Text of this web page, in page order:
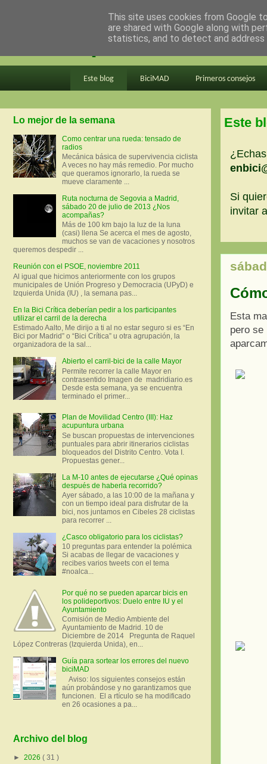
en bici por madrid
Este blog BiciMAD Primeros consejos
Este
Si
invitar
Esta
pero se
Lo mejor de la semana
Como centrar una rueda: tensado de
radios
Mecánica básica de supervivencia ciclista
A veces no hay más remedio. Por mucho
que queramos ignorarlo, la rueda se
mueve claramente ...
Ruta nocturna de Segovia a Madrid,
sábado 20 de julio de 2013 ¿Nos
acompañas?
Más de 100 km bajo la luz de la luna
(casi) llena Se acerca el mes de agosto,
muchos se van de vacaciones y nosotros
queremos despedir ...
Reunión con el PSOE, noviembre 2011
Al igual que hicimos anteriormente con los grupos
municipales de Unión Progreso y Democracia (UPyD) e
Izquierda Unida (IU) , la semana pas...
En la Bici Crítica deberían pedir a los participantes
utilizar el carril de la derecha
Estimado Aalto, Me dirijo a ti al no estar seguro si es “En
Bici por Madrid” o “Bici Crítica” u otra agrupación, la
organizadora de la sal...
Abierto el carril-bici de la calle Mayor
Permite recorrer la calle Mayor en
contrasentido Imagen de madridiario.es
Desde esta semana, ya se encuentra
terminado el primer...
Plan de Movilidad Centro (III): Haz
acupuntura urbana
Se buscan propuestas de intervenciones
puntuales para abrir itinerarios ciclistas
bloqueados del Distrito Centro. Vota I.
Propuestas gener...
La M-10 antes de ejecutarse ¿Qué opinas
después de haberla recorrido?
Ayer sábado, a las 10:00 de la mañana y
con un tiempo ideal para disfrutar de la
bici, nos juntamos en Cibeles 28 ciclistas
para recorrer ...
¿Casco obligatorio para los ciclistas?
10 preguntas para entender la polémica
Si acabas de llegar de vacaciones y
recibes varios tweets con el tema
#noalca...
Por qué no se pueden aparcar bicis en
los polideportivos: Duelo entre IU y el
Ayuntamiento
Comisión de Medio Ambiente del
Ayuntamiento de Madrid. 10 de
Diciembre de 2014 Pregunta de Raquel
López Contreras (Izquierda Unida), en...
Guía para sortear los errores del nuevo
biciMAD
Aviso: los siguientes consejos están
aún probándose y no garantizamos que
funcionen. El a rtículo se ha modificado
en 26 ocasiones a pa...
Archivo del blog
► 2026 ( 31 )
This site uses cookies from Google
are shared with Google along with
statistics, and to detect and address